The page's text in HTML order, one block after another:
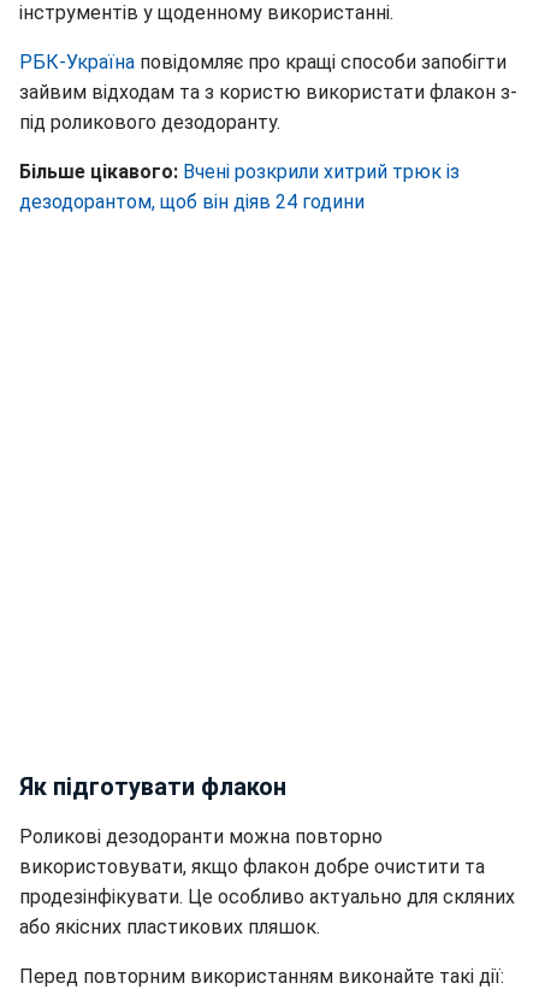
інструментів у щоденному використанні.
РБК-Україна повідомляє про кращі способи запобігти
зайвим відходам та з користю використати флакон з-
під роликового дезодоранту.
Більше цікавого: Вчені розкрили хитрий трюк із
дезодорантом, щоб він діяв 24 години
Як підготувати флакон
Роликові дезодоранти можна повторно
використовувати, якщо флакон добре очистити та
продезінфікувати. Це особливо актуально для скляних
або якісних пластикових пляшок.
Перед повторним використанням виконайте такі дії: